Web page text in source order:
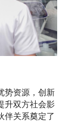
势资源，创新
升双方社会影
伴关系奠定了